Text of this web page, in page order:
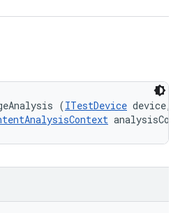
(ITestDevice device,